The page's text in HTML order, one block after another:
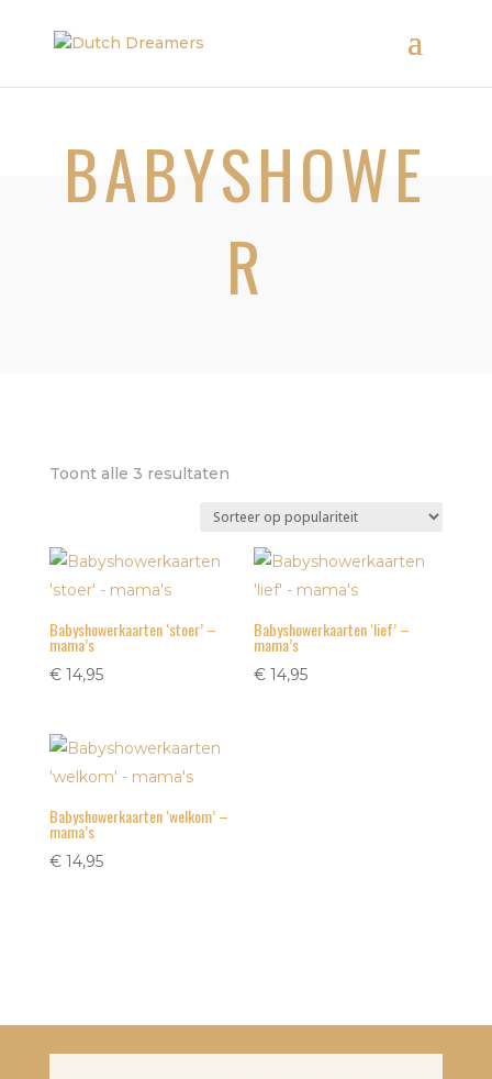
BABYSHOWE
R
Toont alle 3 resultatenGesorteerd
populariteit
Babyshowerkaarten ‘stoer’ –
mama’s
€14,95
Babyshowerkaarten ‘lief’ –
mama’s
€ 14,95
Babyshowerkaarten ‘welkom’ –
mama’s
€14,95